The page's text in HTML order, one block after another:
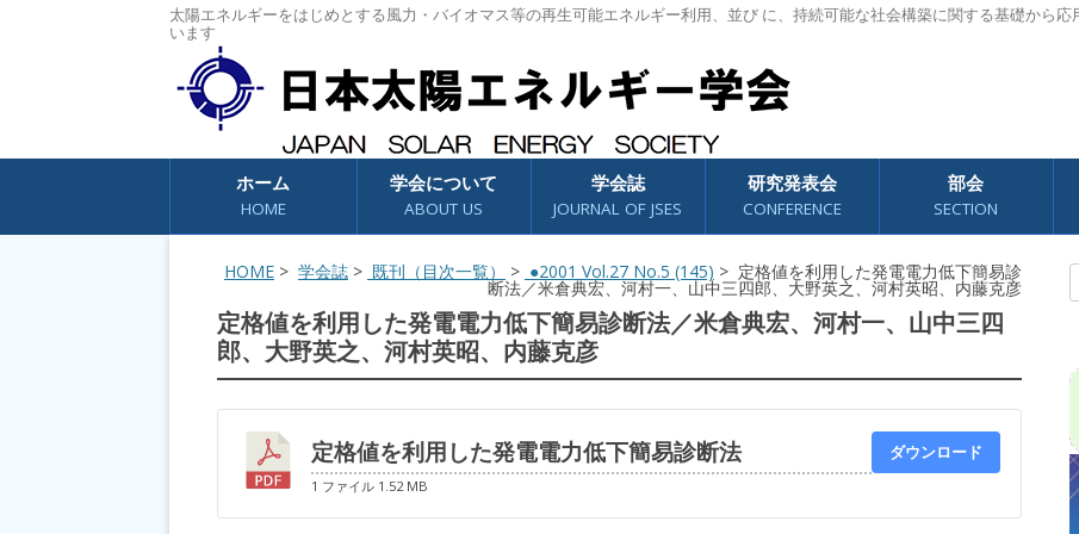
太陽エネルギーをはじめとする風力・バイオマス等の再生可能エネルギー利用、並び に、持続可能な社会構築に関する基礎から
います
コンテンツへスキップ
ホーム
HOME
学会について
ABOUT US
学会誌
JOURNAL OF JSES
研究発表会
CONFERENCE
部会
SECTION
HOME > 学会誌 > 既刊（目次一覧） > ●2001 Vol.27 No.5 (145) > 定格値を利用した発電電力低下簡易診
断法／米倉典宏、河村一、山中三四郎、大野英之、河村英昭、内藤克彦
定格値を利用した発電電力低下簡易診断法／米倉典宏、河村一、山中三四
郎、大野英之、河村英昭、内藤克彦
定格値を利用した発電電力低下簡易診断法
1 ファイル 1.52 MB
ダウンロード